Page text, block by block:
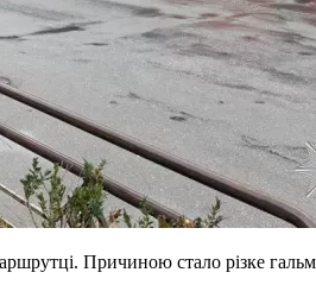
Причиною стало різке